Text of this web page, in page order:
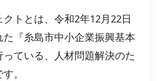
トとは、令和2年12月22日
『糸島市中小企業振興基本
ている、人材問題解決のた
。